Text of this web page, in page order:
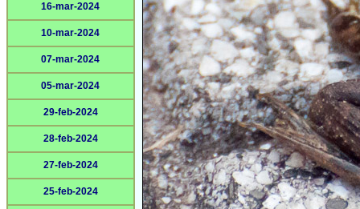
16-mar-2024
10-mar-2024
07-mar-2024
05-mar-2024
29-feb-2024
28-feb-2024
27-feb-2024
25-feb-2024